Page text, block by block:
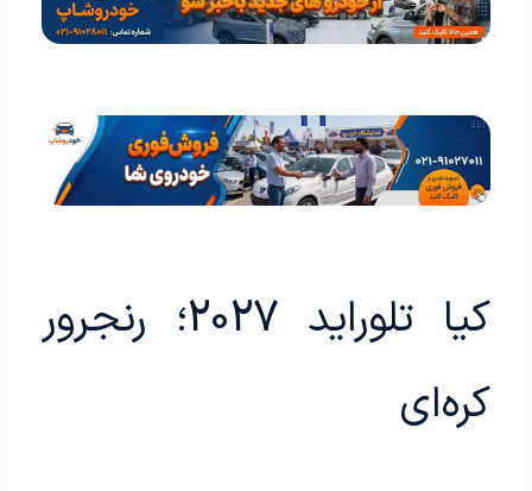
کیا تلوراید 2027؛ رنجرور
کره‌ای